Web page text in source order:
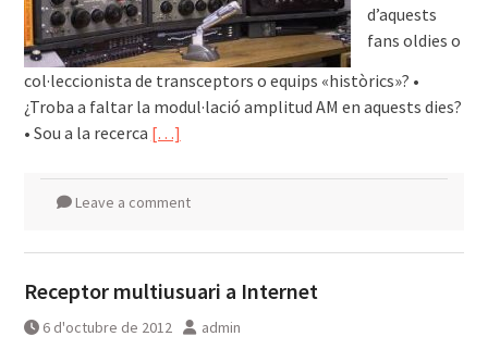
d’aquests
fans oldies o
col·leccionista de transceptors o equips «històrics»? •
¿Troba a faltar la modul·lació amplitud AM en aquests dies?
• Sou a la recerca […]
Leave a comment
Receptor multiusuari a Internet
6 d'octubre de 2012 admin